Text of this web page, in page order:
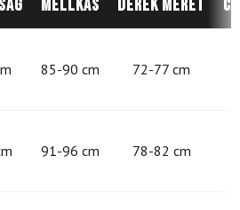
Mellkas Derék méret
85-90 cm 72-77 cm
91-96 cm 78-82 cm